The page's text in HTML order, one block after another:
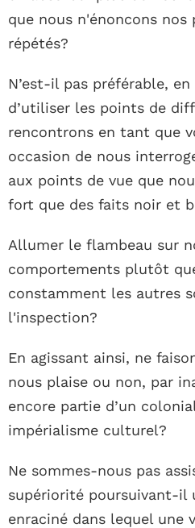
que nous n'énoncons nos
répétés?
N’est-il pas préférable,
d’utiliser les points de
rencontrons en tant que
occasion de nous
aux points de vue que
fort que des faits noir et
Allumer le flambeau sur
comportements plutôt
constamment les autres
l'inspection?
En agissant ainsi, ne
nous plaise ou non, par
encore partie d’un
impérialisme culturel?
Ne sommes-nous pas
supériorité poursuivant-il
enraciné dans lequel une